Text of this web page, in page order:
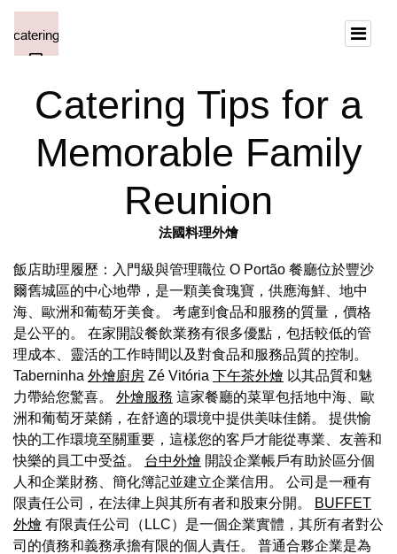
Catering Tips for a
Memorable Family
Reunion
法國料理外燴
飯店助理履歷：入門級與管理職位 O Portão 餐廳位於豐沙
爾舊城區的中心地帶，是一顆美食瑰寶，供應海鮮、地中
海、歐洲和葡萄牙美食。 考慮到食品和服務的質量，價格
是公平的。 在家開設餐飲業務有很多優點，包括較低的管
理成本、靈活的工作時間以及對食品和服務品質的控制。
Taberninha 外燴廚房 Zé Vitória 下午茶外燴 以其品質和魅
力帶給您驚喜。 外燴服務 這家餐廳的菜單包括地中海、歐
洲和葡萄牙菜餚，在舒適的環境中提供美味佳餚。 提供愉
快的工作環境至關重要，這樣您的客戶才能從專業、友善和
快樂的員工中受益。 台中外燴 開設企業帳戶有助於區分個
人和企業財務、簡化簿記並建立企業信用。 公司是一種有
限責任公司，在法律上與其所有者和股東分開。
BUFFET
外燴 有限責任公司（LLC）是一個企業實體，其所有者對公
司的債務和義務承擔有限的個人責任。 普通合夥企業是為